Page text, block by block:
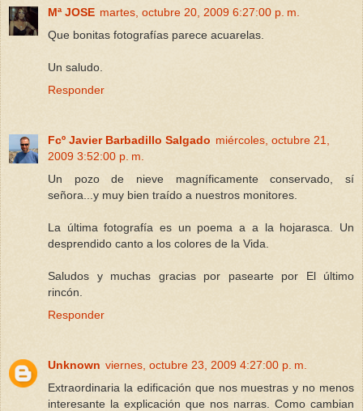
Mª JOSE martes, octubre 20, 2009 6:27:00 p. m.
Que bonitas fotografías parece acuarelas.
Un saludo.
Responder
Fcº Javier Barbadillo Salgado miércoles, octubre 21,
2009 3:52:00 p. m.
Un pozo de nieve magníficamente conservado, sí
señora...y muy bien traído a nuestros monitores.
La última fotografía es un poema a a la hojarasca. Un
desprendido canto a los colores de la Vida.
Saludos y muchas gracias por pasearte por El último
rincón.
Responder
Unknown viernes, octubre 23, 2009 4:27:00 p. m.
Extraordinaria la edificación que nos muestras y no menos
interesante la explicación que nos narras. Como cambian